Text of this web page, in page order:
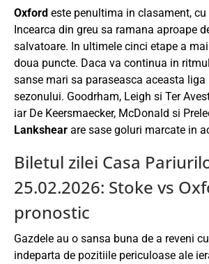
Oxford este penultima in clasament, cu
Incearca din greu sa ramana aproape
salvatoare. In ultimele cinci etape a
doua puncte. Daca va continua in
sanse mari sa paraseasca aceasta liga
sezonului. Goodrham, Leigh si Ter
iar De Keersmaecker, McDonald si
Lankshear are sase goluri marcate in
Biletul zilei Casa
25.02.2026: Stoke vs
pronostic
Gazdele au o sansa buna de a reveni
indeparta de pozitiile periculoase ale